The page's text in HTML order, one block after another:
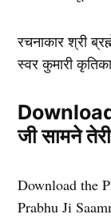
रचनाकार श्री
स्वर कुमारी
जी सामने
Download the
Prabhu Ji